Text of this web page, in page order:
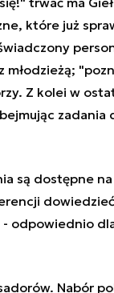
które już
młodzieżą;
Z kolei w
zadania
są dostępne na
odpowiednio
Nabór